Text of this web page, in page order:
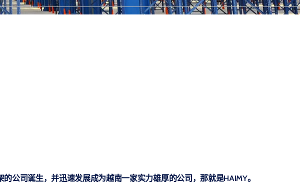
公司诞生，并迅速发展成为越南一家实力雄厚的公司，那就是HAIMY。